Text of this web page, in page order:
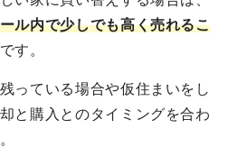
ル内で少しでも高く売れるこ
です。
っている場合や仮住まいをし
と購入とのタイミングを合わ